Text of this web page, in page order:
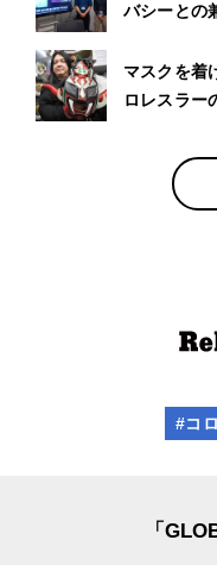
バシーとの
マスクを着
ロレスラー
#コ
「